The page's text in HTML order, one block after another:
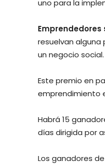
uno para la
Emprendedores
resuelvan
un negocio social.
Este premio en
emprendimiento
Habrá 15
días dirigida por
Los ganadores